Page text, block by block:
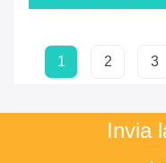
1 2 3
Invia